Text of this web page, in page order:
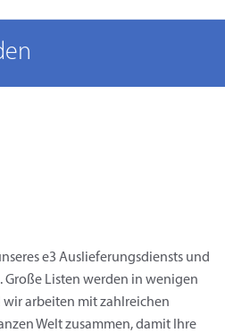
e3 Auslieferungsdiensts und
Große Listen werden in wenigen
arbeiten mit zahlreichen
Welt zusammen, damit Ihre